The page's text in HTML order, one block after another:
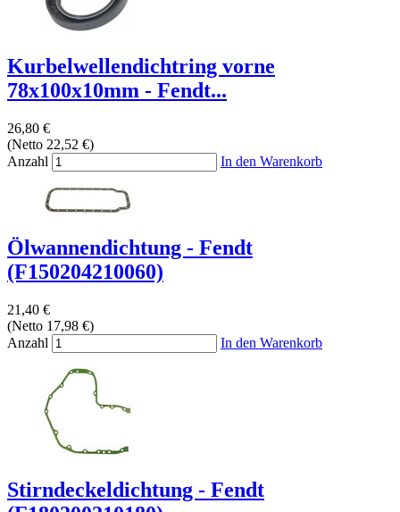
Kurbelwellendichtring vorne
78x100x10mm - Fendt...
26,80 €
(Netto 22,52 €)
Anzahl
In den Warenkorb
Ölwannendichtung - Fendt
(F150204210060)
21,40 €
(Netto 17,98 €)
Anzahl
In den Warenkorb
Stirndeckeldichtung - Fendt